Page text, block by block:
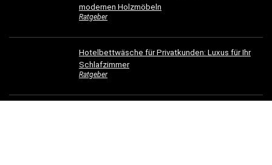
modernen Holzmöbeln
Ratgeber
Hotelbettwäsche für Privatkunden: Luxus für Ihr
Schlafzimmer
Ratgeber